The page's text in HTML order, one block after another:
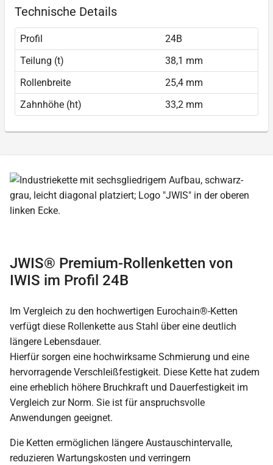
Technische Details
Profil
24B
Teilung (t)
38,1 mm
Rollenbreite
25,4 mm
Zahnhöhe (ht)
33,2 mm
JWIS® Premium-Rollenketten von
IWIS im Profil 24B
Im Vergleich zu den hochwertigen Eurochain®-Ketten
verfügt diese Rollenkette aus Stahl über eine deutlich
längere Lebensdauer.
Hierfür sorgen eine hochwirksame Schmierung und eine
hervorragende Verschleißfestigkeit. Diese Kette hat zudem
eine erheblich höhere Bruchkraft und Dauerfestigkeit im
Vergleich zur Norm. Sie ist für anspruchsvolle
Anwendungen geeignet.
Die Ketten ermöglichen längere Austauschintervalle,
reduzieren Wartungskosten und verringern